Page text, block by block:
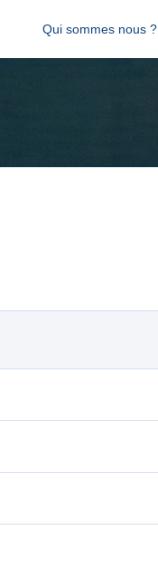
Qui sommes nous ?